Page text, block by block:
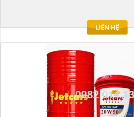
LIÊN HỆ